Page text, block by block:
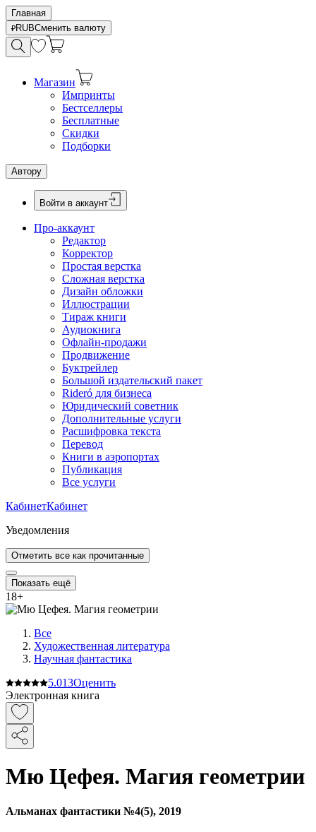
Главная
RUBСменить валюту
Магазин
Импринты
Бестселлеры
Бесплатные
Скидки
Подборки
Автору
Войти в аккаунт
Про-аккаунт
Редактор
Корректор
Простая верстка
Сложная верстка
Дизайн обложки
Иллюстрации
Тираж книги
Аудиокнига
Офлайн-продажи
Продвижение
Буктрейлер
Большой издательский пакет
Rideró для бизнеса
Юридический советник
Дополнительные услуги
Расшифровка текста
Перевод
Книги в аэропортах
Публикация
Все услуги
КабинетКабинет
Уведомления
Отметить все как прочитанные
Показать ещё
18+
Все
Художественная литература
Научная фантастика
5.013Оценить
Электронная книга
Мю Цефея. Магия геометрии
Альманах фантастики №4(5), 2019